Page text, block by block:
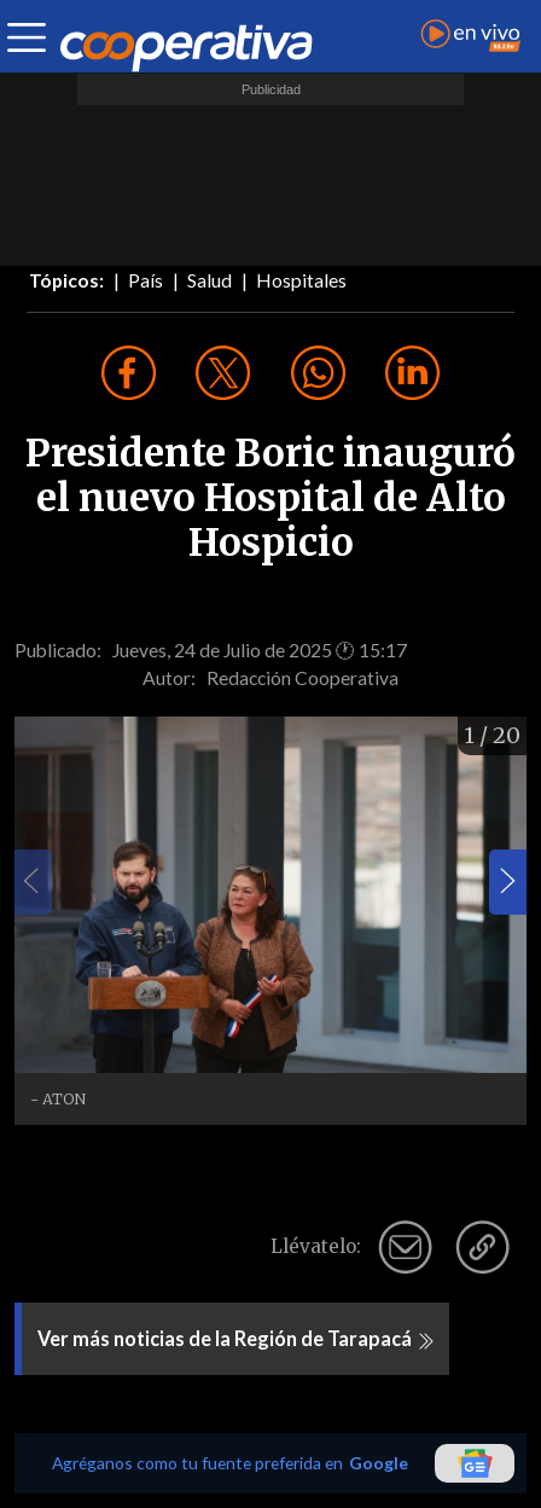
Tópicos: País Salud Hospitales
Presidente Boric inauguró
el nuevo Hospital de Alto
Hospicio
Publicado: Jueves, 24 de Julio de 2025 🕐 15:17
Autor: Redacción Cooperativa
1 / 20
- ATON
Llévatelo:
Ver más noticias de la Región de Tarapacá
Agréganos como tu fuente preferida en Google